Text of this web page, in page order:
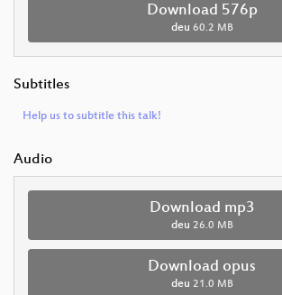
Download 576p
deu 60.2 MB
Subtitles
Help us to subtitle this talk!
Audio
Download mp3
deu 26.0 MB
Download opus
deu 21.0 MB